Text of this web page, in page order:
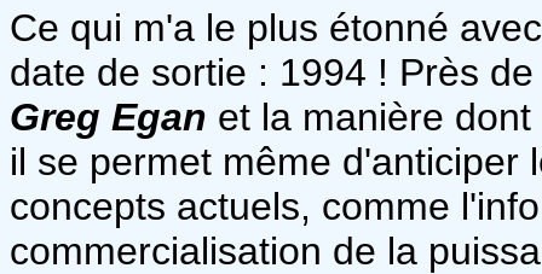
Ce qui m'a le plus étonné
date de sortie : 1994 ! Près
Greg Egan et la manière
il se permet même d'anticiper
concepts actuels, comme
commercialisation de la